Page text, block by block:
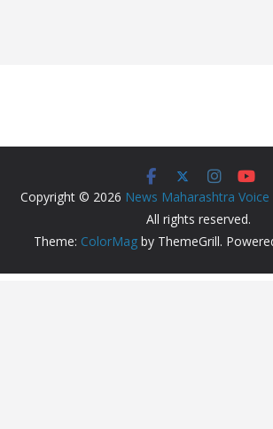
Copyright © 2026 News Maharashtra Voice –
All rights reserved.
Theme: ColorMag by ThemeGrill.